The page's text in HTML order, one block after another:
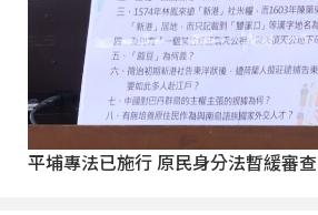
平埔專法已施行 原民身分法暫緩審查